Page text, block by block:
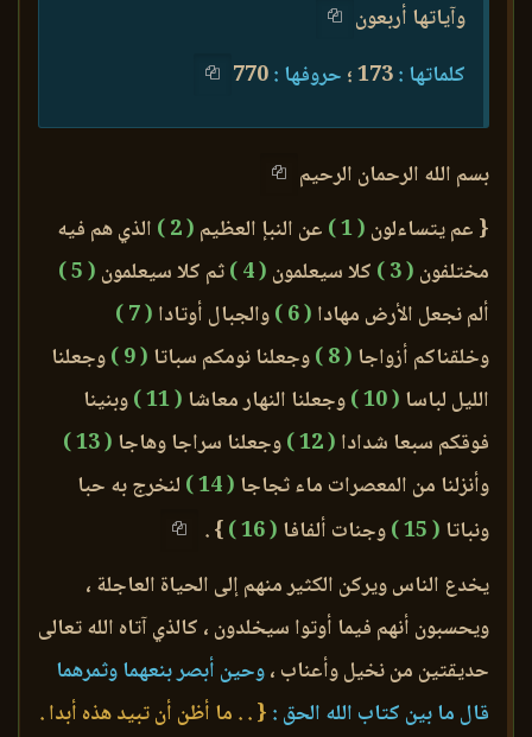
وآياتها أربعون
كلماتها :
حروفها :
بسم الله الرحمان الرحيم
{ عم يتساءلون ( 1 ) عن النبإ العظيم ( 2 )
الذي هم فيه
مختلفون ( 3 ) كلا سيعلمون ( 4 ) ثم كلا سيعلمون ( 5 )
ألم نجعل الأرض مهادا ( 6 ) والجبال أوتادا ( 7 )
وخلقناكم أزواجا ( 8 ) وجعلنا نومكم سباتا ( 9 )
وجعلنا
الليل لباسا ( 10 ) وجعلنا النهار معاشا ( 11 )
وبنينا
فوقكم سبعا شدادا ( 12 ) وجعلنا سراجا وهاجا ( 13 )
وأنزلنا من المعصرات ماء ثجاجا ( 14 )
لنخرج به حبا
ونباتا ( 15 ) وجنات ألفافا ( 16 )
} .
يخدع الناس ويركن الكثير منهم إلى الحياة العاجلة ،
ويحسبون أنهم فيما أوتوا سيخلدون ، كالذي آتاه الله تعالى
حديقتين من نخيل وأعناب ،وحين أبصر بنعهما وثمرهما
قال ما بين كتاب الله الحق : { . . ما أظن أن تبيد هذه أبدا .